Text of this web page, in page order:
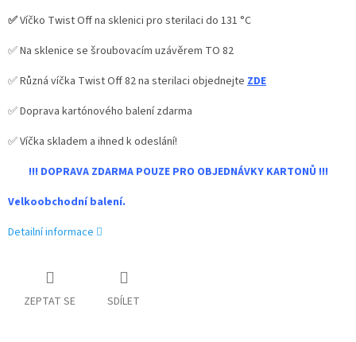
✅Víčko Twist Off na sklenici pro sterilaci do 131 °C
✅ Na sklenice se šroubovacím uzávěrem TO 82
✅ Různá víčka Twist Off 82 na sterilaci objednejte ZDE
✅ Doprava kartónového balení zdarma
✅ Víčka skladem a ihned k odeslání!
!!! DOPRAVA ZDARMA POUZE PRO OBJEDNÁVKY KARTONŮ !!!
Velkoobchodní balení.
Detailní informace
ZEPTAT SE SDÍLET